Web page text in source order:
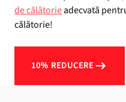
de călătorieadecvată
călătorie!
10% REDUCERE